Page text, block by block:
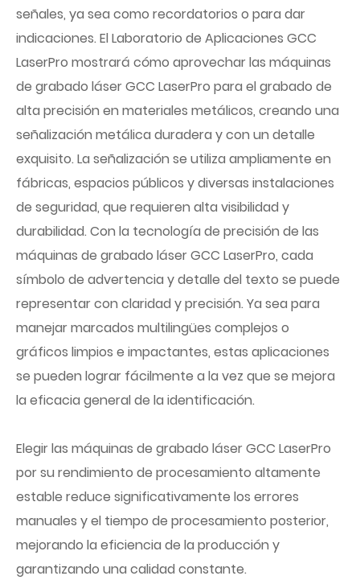
señales, ya sea como recordatorios o para dar
indicaciones. El Laboratorio de Aplicaciones GCC
LaserPro mostrará cómo aprovechar las máquinas
de grabado láser GCC LaserPro para el grabado de
alta precisión en materiales metálicos, creando una
señalización metálica duradera y con un detalle
exquisito. La señalización se utiliza ampliamente en
fábricas, espacios públicos y diversas instalaciones
de seguridad, que requieren alta visibilidad y
durabilidad. Con la tecnología de precisión de las
máquinas de grabado láser GCC LaserPro, cada
símbolo de advertencia y detalle del texto se puede
representar con claridad y precisión. Ya sea para
manejar marcados multilingües complejos o
gráficos limpios e impactantes, estas aplicaciones
se pueden lograr fácilmente a la vez que se mejora
la eficacia general de la identificación.
Elegir las máquinas de grabado láser GCC LaserPro
por su rendimiento de procesamiento altamente
estable reduce significativamente los errores
manuales y el tiempo de procesamiento posterior,
mejorando la eficiencia de la producción y
garantizando una calidad constante.